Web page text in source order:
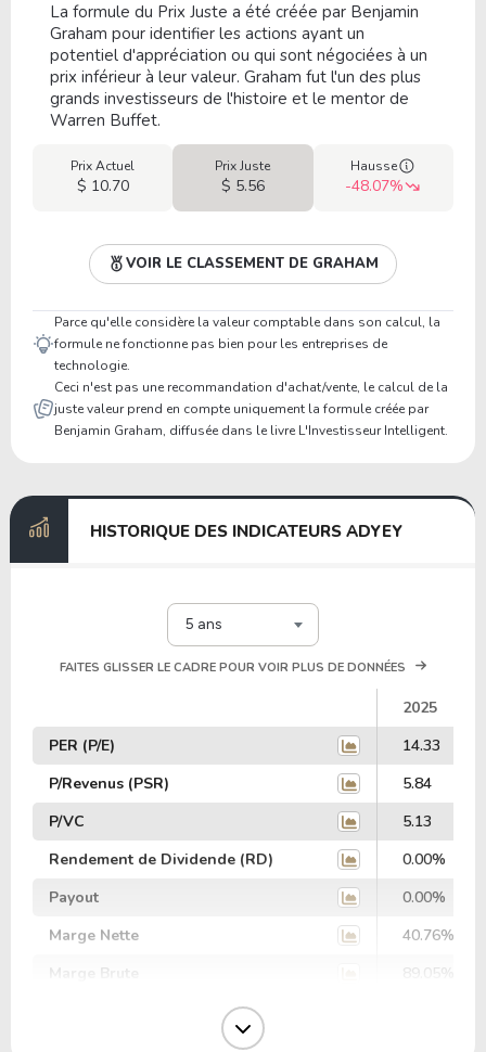
La formule du Prix Juste a été créée par Benjamin
Graham pour identifier les actions ayant un
potentiel d'appréciation ou qui sont négociées à un
prix inférieur à leur valeur. Graham fut l'un des plus
grands investisseurs de l'histoire et le mentor de
Warren Buffet.
Prix Actuel
$ 10.70
Prix Juste
$ 5.56
Hausse
-48.07%
VOIR LE CLASSEMENT DE GRAHAM
Parce qu'elle considère la valeur comptable dans son calcul, la
formule ne fonctionne pas bien pour les entreprises de
technologie.
Ceci n'est pas une recommandation d'achat/vente, le calcul de la
juste valeur prend en compte uniquement la formule créée par
Benjamin Graham, diffusée dans le livre L'Investisseur Intelligent.
HISTORIQUE DES INDICATEURS ADYEY
5 ans
FAITES GLISSER LE CADRE POUR VOIR PLUS DE DONNÉES
2025
PER (P/E)
14.33
P/Revenus (PSR)
5.84
P/VC
5.13
Rendement de Dividende (RD)
0.00%
Payout
0.00%
Marge Nette
40.76%
Marge Brute
89.05%